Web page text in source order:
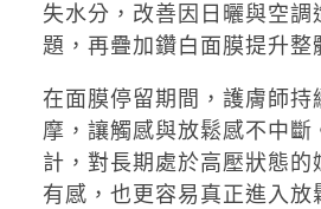
失水分，改善因日曬與空調
題，再疊加鑽白面膜提升整
在面膜停留期間，護膚師持
摩，讓觸感與放鬆感不中斷
計，對長期處於高壓狀態的
有感，也更容易真正進入放